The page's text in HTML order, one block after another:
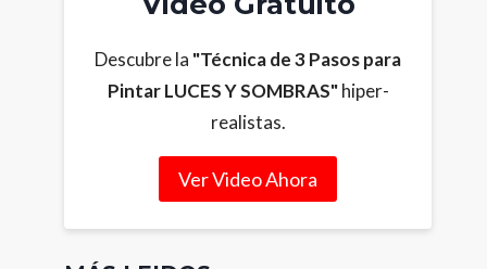
Descubre la "Técnica de 3 Pasos para
Pintar LUCES Y SOMBRAS"hiper-
realistas.
Ver Video Ahora